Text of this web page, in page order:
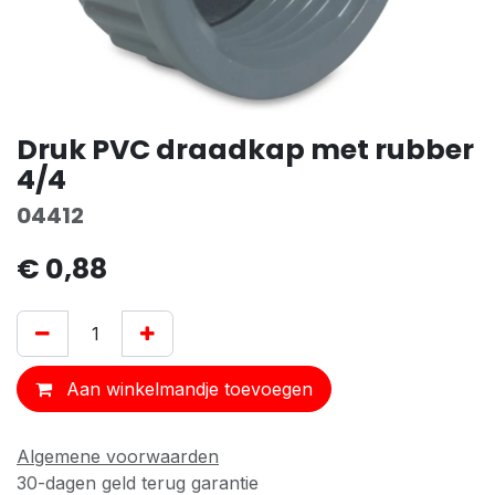
Druk PVC draadkap met rubber
4/4
04412
€ 0,88
Aan winkelmandje toevoegen
Algemene voorwaarden
30-dagen geld terug garantie